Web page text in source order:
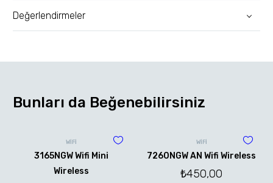
Değerlendirmeler
Bunları da Beğenebilirsiniz
WİFİ
3165NGW Wifi Mini
Wireless
WİFİ
7260NGW AN Wifi Wireless
₺450,00